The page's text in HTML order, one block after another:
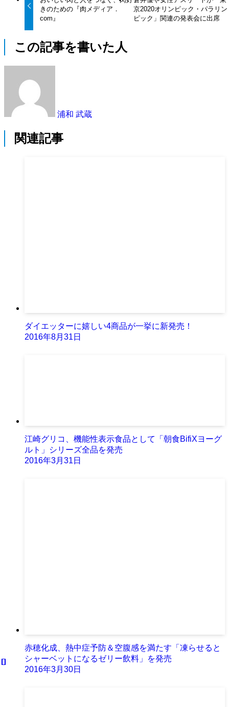
きのための『肉メディア．
com』
京2020オリンピック・パラリン
ピック」関連の発表会に出席
この記事を書いた人
浦和 武蔵
関連記事
ダイエッターに嬉しい4商品が一挙に新発売！
2016年8月31日
江崎グリコ、機能性表示食品として「朝食BifiXヨーグ
ルト」シリーズ全品を発売
2016年3月31日
赤穂化成、熱中症予防＆空腹感を満たす「凍らせると
シャーベットになるゼリー飲料」を発売
2016年3月30日